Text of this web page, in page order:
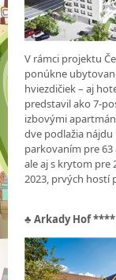
V rámci projektu
ponúkne
hviezdičiek – aj
predstavil ako 7-
izbovými
dve podlažia nájdu
parkovaním pre
ale aj s krytom pre
2023, prvých hostí
♣Arkady Hof